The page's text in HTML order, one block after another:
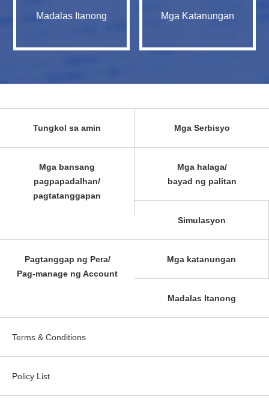
Madalas Itanong Mga Katanungan
Tungkol sa amin Mga Serbisyo
Mga bansang
pagpapadalhan/
pagtatanggapan
Mga halaga/
bayad ng palitan
Simulasyon
Pagtanggap ng Pera/
Pag-manage ng Account
Mga katanungan
Madalas Itanong
Terms & Conditions
Policy List